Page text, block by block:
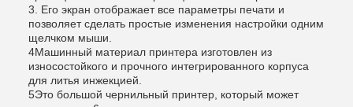
3. Его экран отображает все параметры печати и
позволяет сделать простые изменения настройки одним
щелчком мыши.
4Машинный материал принтера изготовлен из
износостойкого и прочного интегрированного корпуса
для литья инжекцией.
5Это большой чернильный принтер, который может